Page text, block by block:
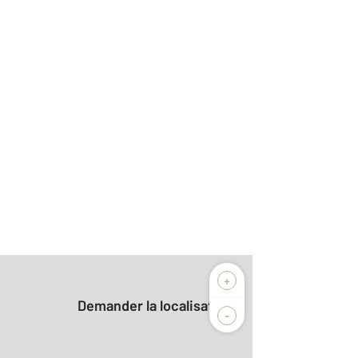
+
-
Demander la localisation